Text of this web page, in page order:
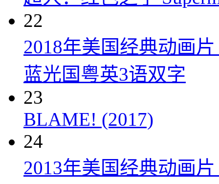
22
2018年美国经典动画
蓝光国粤英3语双字
23
BLAME! (2017)
24
2013年美国经典动画